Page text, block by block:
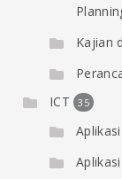
Kajian
ICT 35